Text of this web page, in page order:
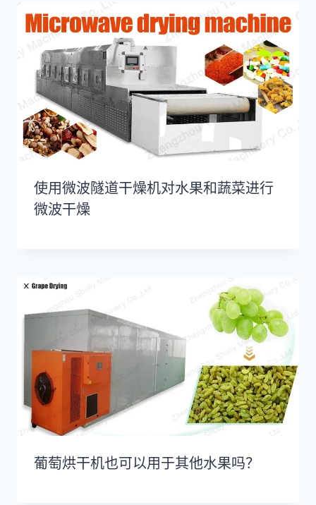
使用微波隧道干燥机对水果和蔬菜进行
微波干燥
葡萄烘干机也可以用于其他水果吗？